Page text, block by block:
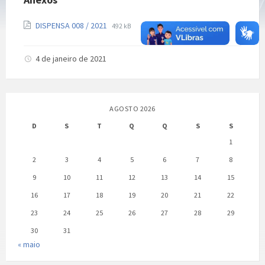
DISPENSA 008 / 2021 Extensão
Tamanho
492 kB
4 de janeiro de 2021
AGOSTO 2026
D
S T Q Q S
S
1
2
3 4 5 6 7
8
9
10 11 12 13 14
15
16
17 18 19 20 21
22
23
24 25 26 27 28
29
30
31
« maio